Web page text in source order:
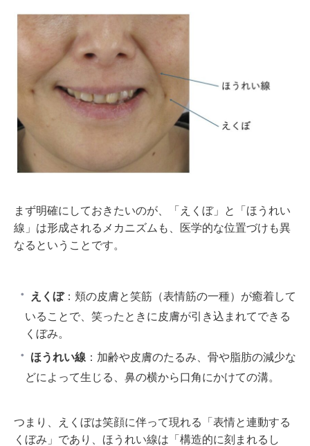
まず明確にしておきたいのが、「えくぼ」と「ほうれい
線」は形成されるメカニズムも、医学的な位置づけも異
なるということです。
えくぼ：頬の皮膚と笑筋（表情筋の一種）が癒着して
いることで、笑ったときに皮膚が引き込まれてできる
くぼみ。
ほうれい線 ：加齢や皮膚のたるみ、骨や脂肪の減少な
どによって生じる、鼻の横から口角にかけての溝。
つまり、えくぼは笑顔に伴って現れる「表情と連動する
くぼみ」であり、ほうれい線は「構造的に刻まれるし